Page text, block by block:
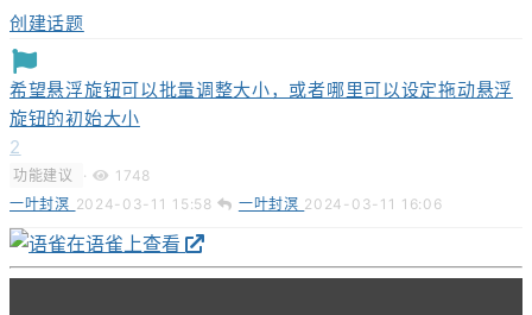
创建话题
希望悬浮旋钮可以批量调整大小，或者哪里可以设定拖动悬浮
旋钮的初始大小
2
功能建议 ·
1748
一叶封溟 2024-03-11 15:58 一叶封溟 2024-03-11 16:06
在语雀上查看